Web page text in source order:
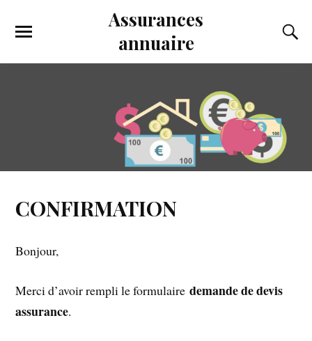
Assurances
annuaire
CONFIRMATION
Bonjour,
Merci d’avoir rempli le formulairedemande de devis
assurance.